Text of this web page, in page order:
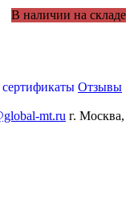
Отзывы
mt.ru г. Москва,
В наличии на складе